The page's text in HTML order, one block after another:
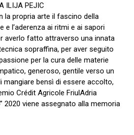
ILIJA PEJIC
la propria arte il fascino della
e l’aderenza ai ritmi e ai sapori
averlo fatto attraverso una innata
sopraffina, per aver seguito
per la cura delle materie
generoso, gentile verso un
mangiare bensì di essere accolto,
Crédit Agricole FriulAdria
2020 viene assegnato alla memoria